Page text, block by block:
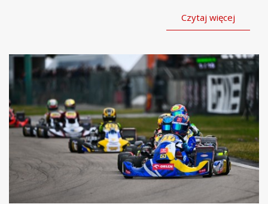
Czytaj więcej